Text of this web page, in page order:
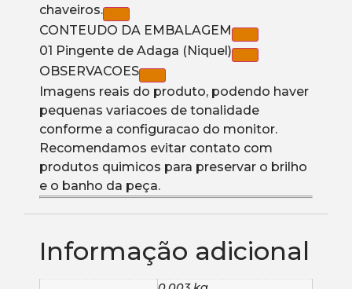
chaveiros.
CONTEUDO DA EMBALAGEM
01 Pingente de Adaga (Niquel)
OBSERVACOES
Imagens reais do produto, podendo haver
pequenas variacoes de tonalidade
conforme a configuracao do monitor.
Recomendamos evitar contato com
produtos quimicos para preservar o brilho
e o banho da peça.
Informação adicional